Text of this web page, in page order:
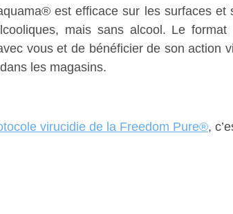
est efficace sur les surfaces
mais sans alcool. Le
vous et de bénéficier de son action
les magasins.
virucidie de la Freedom Pure®,